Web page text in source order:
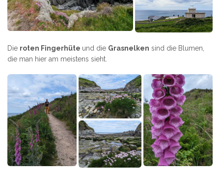
Die roten Fingerhüte und die Grasnelken sind die Blumen,
die man hier am meistens sieht.